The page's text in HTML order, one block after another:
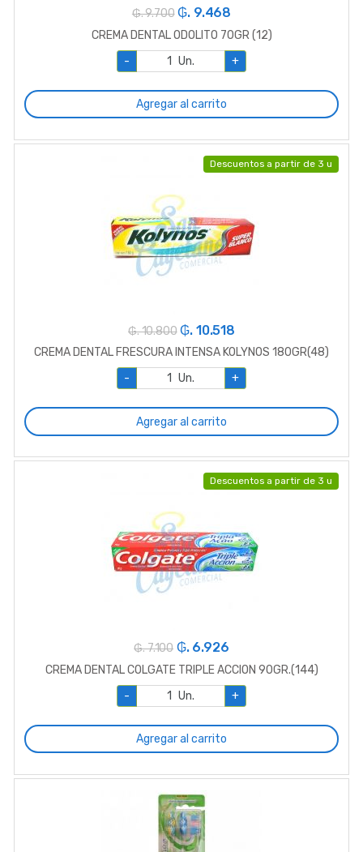
₲. 9.700 ₲. 9.468
CREMA DENTAL ODOLITO 70GR (12)
-
Un. +
Agregar al carrito
Descuentos a partir de 3 u
₲. 10.800 ₲. 10.518
CREMA DENTAL FRESCURA INTENSA KOLYNOS 180GR(48)
-
Un. +
Agregar al carrito
Descuentos a partir de 3 u
₲. 7.100 ₲. 6.926
CREMA DENTAL COLGATE TRIPLE ACCION 90GR.(144)
-
Un. +
Agregar al carrito